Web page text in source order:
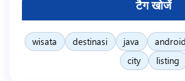
टैग खोजें
wisata destinasi java android
city
listing